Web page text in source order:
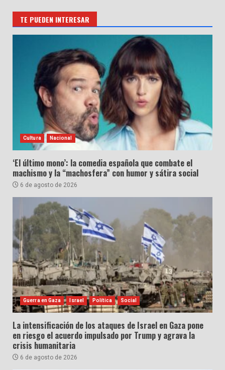
TE PUEDEN INTERESAR
Cultura Nacional
‘El último mono’: la comedia española que combate el
machismo y la “machosfera” con humor y sátira social
6 de agosto de 2026
Guerra en Gaza Israel Política Social
La intensificación de los ataques de Israel en Gaza pone
en riesgo el acuerdo impulsado por Trump y agrava la
crisis humanitaria
6 de agosto de 2026